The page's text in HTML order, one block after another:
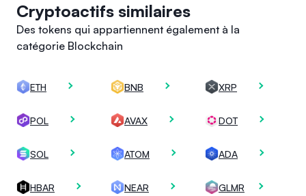
Cryptoactifs similaires
Des tokens qui appartiennent également à la
catégorie Blockchain
ETH BNB XRP
POL AVAX DOT
SOL ATOM ADA
HBAR NEAR GLMR